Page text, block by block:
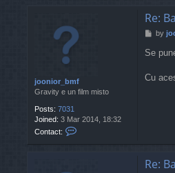
joonior_bmf
Gravity e un film misto
Posts: 7031
Joined: 3 Mar 2014, 18:32
Contact:
Re:
P
s
by
Se
Cu
Re: